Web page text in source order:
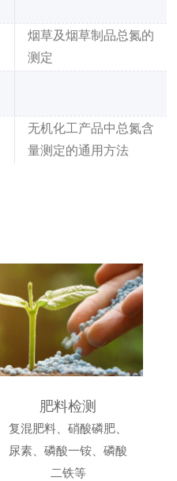
烟草及烟草制品总氮的
测定
无机化工产品中总氮含
量测定的通用方法
肥料检测
复混肥料、硝酸磷肥、
尿素、磷酸一铵、磷酸
二铁等